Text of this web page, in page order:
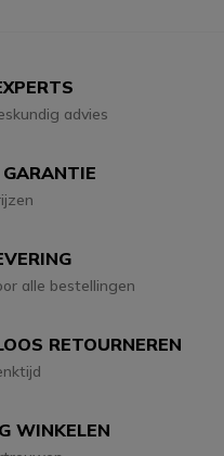
advies
GARANTIE
alle bestellingen
RETOURNEREN
WINKELEN